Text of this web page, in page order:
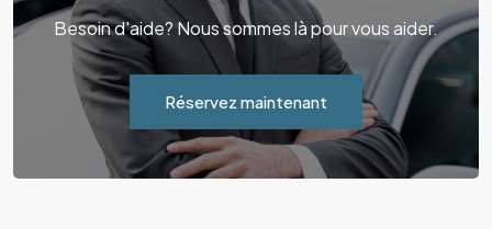
Besoin d'aide? Nous sommes là pour vous aider.
Réservez maintenant